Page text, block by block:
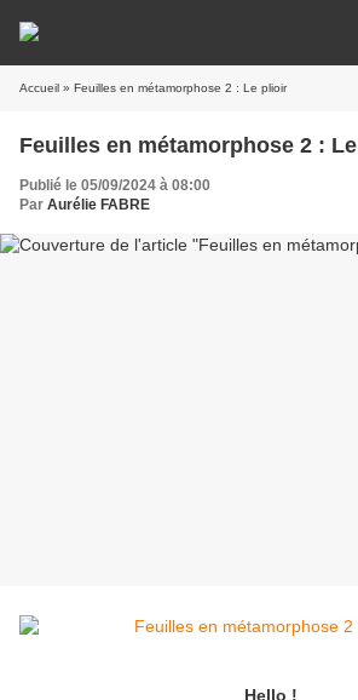
Accueil » Feuilles en métamorphose 2 : Le plioir
Feuilles en métamorphose 2 :
Publié le 05/09/2024 à 08:00
Par Aurélie FABRE
Hello !